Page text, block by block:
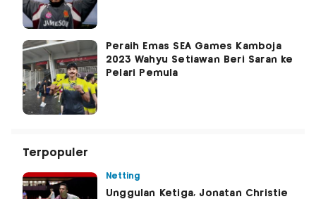
Peraih Emas SEA Games Kamboja
2023 Wahyu Setiawan Beri Saran ke
Pelari Pemula
Terpopuler
Netting
Unggulan Ketiga, Jonatan Christie